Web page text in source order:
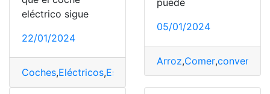
eléctrico sigue
22/01/2024
Coches,Eléctricos,España
puede
05/01/2024
Arroz,Comer,